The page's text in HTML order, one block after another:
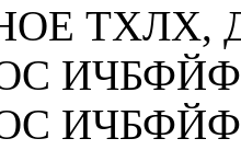
ТХЛХ,